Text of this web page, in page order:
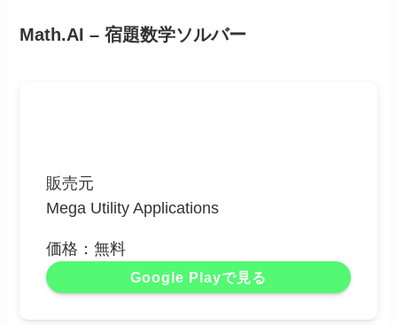
Math.AI – 宿題数学ソルバー
販売元
Mega Utility Applications
価格：無料
Google Playで見る